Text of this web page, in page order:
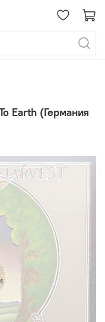
Earth (Германия